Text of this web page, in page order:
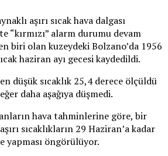
aşırı sıcak hava dalgası
“kırmızı” alarm durumu devam
biri olan kuzeydeki Bolzano’da 1956
haziran ayı gecesi kaydedildi.
düşük sıcaklık 25,4 derece ölçüldü
daha aşağıya düşmedi.
hava tahminlerine göre, bir
sıcaklıkların 29 Haziran’a kadar
yapması öngörülüyor.